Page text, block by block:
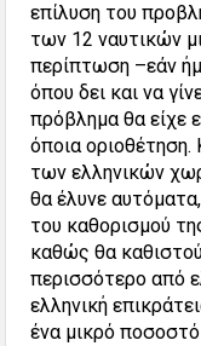
επίλυση του
των 12 ναυτικών
περίπτωση –εάν
όπου δει και να
πρόβλημα θα είχε
όποια οριοθέτηση.
των ελληνικών
θα έλυνε
του καθορισμού
καθώς θα
περισσότερο από
ελληνική
ένα μικρό